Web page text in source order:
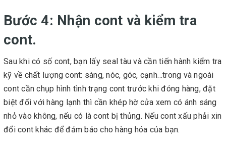
Bước 4: Nhận cont và kiểm tra
cont.
Sau khi có số cont, bạn lấy seal tàu và cần tiến hành kiểm tra
kỹ về chất lượng cont: sàng, nóc, góc, cạnh…trong và ngoài
cont cần chụp hình tình trạng cont trước khi đóng hàng, đặt
biệt đối với hàng lạnh thì cần khép hờ cửa xem có ánh sáng
nhỏ vào không, nếu có là cont bị thủng. Nếu cont xấu phải xin
đổi cont khác để đảm báo cho hàng hóa của bạn.